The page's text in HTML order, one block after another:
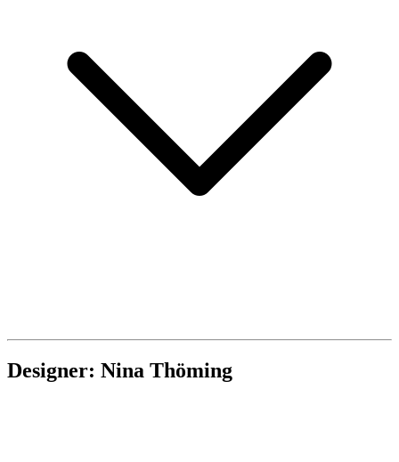
Designer: Nina Thöming